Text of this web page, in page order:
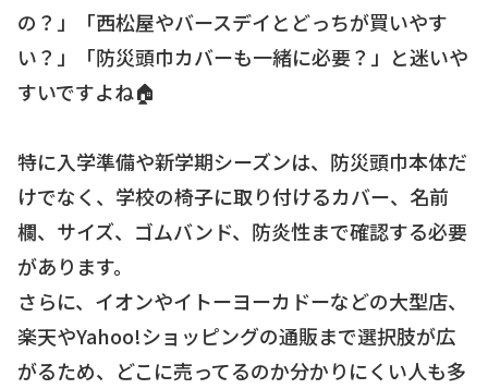
の？」「西松屋やバースデイとどっちが買いやす
い？」「防災頭巾カバーも一緒に必要？」と迷いや
すいですよね🏠
特に入学準備や新学期シーズンは、防災頭巾本体だ
けでなく、学校の椅子に取り付けるカバー、名前
欄、サイズ、ゴムバンド、防炎性まで確認する必要
があります。
さらに、イオンやイトーヨーカドーなどの大型店、
楽天やYahoo!ショッピングの通販まで選択肢が広
がるため、どこに売ってるのか分かりにくい人も多